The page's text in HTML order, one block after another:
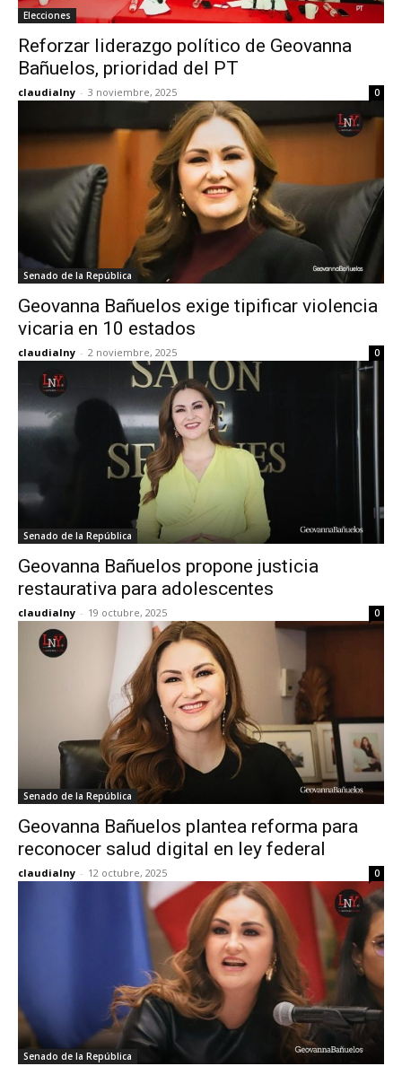
Elecciones
Reforzar liderazgo político de Geovanna
Bañuelos, prioridad del PT
claudialny - 3 noviembre, 2025 0
Senado de la República
Geovanna Bañuelos exige tipificar violencia
vicaria en 10 estados
claudialny - 2 noviembre, 2025 0
Senado de la República
Geovanna Bañuelos propone justicia
restaurativa para adolescentes
claudialny - 19 octubre, 2025 0
Senado de la República
Geovanna Bañuelos plantea reforma para
reconocer salud digital en ley federal
claudialny - 12 octubre, 2025 0
Senado de la República